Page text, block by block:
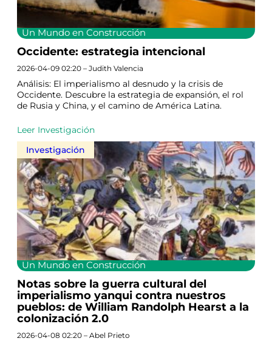
Un Mundo en Construcción
Occidente: estrategia intencional
2026-04-09 02:20 – Judith Valencia
Análisis: El imperialismo al desnudo y la crisis de
Occidente. Descubre la estrategia de expansión, el rol
de Rusia y China, y el camino de América Latina.
Leer Investigación
Investigación
Un Mundo en Construcción
Notas sobre la guerra cultural del
imperialismo yanqui contra nuestros
pueblos: de William Randolph Hearst a la
colonización 2.0
2026-04-08 02:20 – Abel Prieto